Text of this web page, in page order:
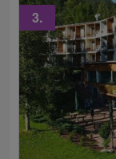
3.